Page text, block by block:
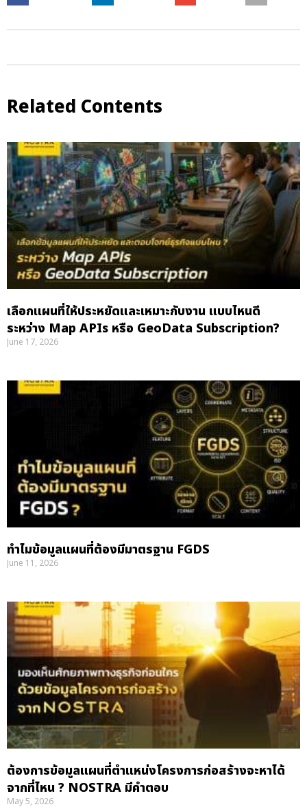
Related Contents
เลือกแผนที่ให้ประหยัดและเหมาะกับงาน แบบไหนดี
ระหว่าง Map APIs หรือ GeoData Subscription?
June 17, 2026
ทำไมข้อมูลแผนที่ต้องมีมาตรฐาน FGDS
June 11, 2026
ต้องการข้อมูลแผนที่ตำแหน่งโครงการก่อสร้างจะหาได้
จากที่ไหน ? NOSTRA มีคำตอบ
May 5, 2026